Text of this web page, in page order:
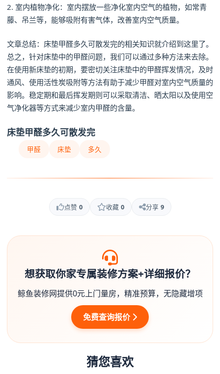
2. 室内植物净化：室内摆放一些净化室内空气的植物，如常青
藤、吊兰等，能够吸附有害气体，改善室内空气质量。
文章总结：床垫甲醛多久可散发完的相关知识就介绍到这里了。
总之，针对床垫中的甲醛问题，我们可以通过多种方法来去除。
在使用新床垫的初期，要密切关注床垫中的甲醛挥发情况，及时
通风、使用活性炭吸附等方法有助于减少甲醛对室内空气质量的
影响。稳定期和最后挥发期则可以采取清洁、晒太阳以及使用空
气净化器等方式来减少室内甲醛的含量。
床垫甲醛多久可散发完
甲醛 床垫 多久
点赞 0 收藏 0 分享 9
想获取你家专属装修方案+详细报价？
鲸鱼装修网提供0元上门量房，精准预算，无隐藏增项
免费查询报价
猜您喜欢